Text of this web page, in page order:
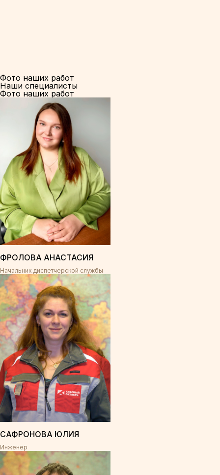
Фото наших работ
Наши специалисты
Фото наших работ
ФРОЛОВА АНАСТАСИЯ
Начальник диспетчерской службы
САФРОНОВА ЮЛИЯ
Инженер